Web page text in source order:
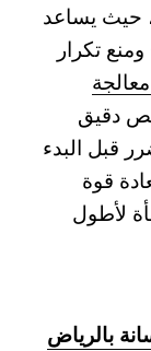
حيث يساعد
تكرار
دقيق
قبل البدء
قوة
لأطول
بالرياض